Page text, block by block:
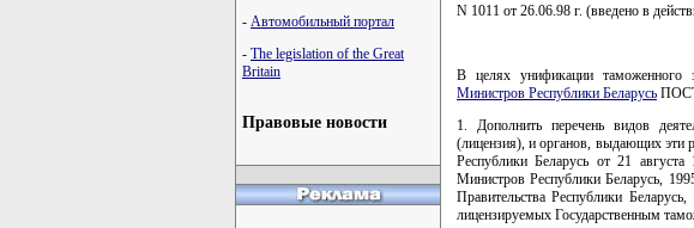
- Автомобильный портал
- The legislation of the Great
Britain
Правовые новости
N 1011 от 26.06.98 г. (введено в
В целях унификации таможенного
Министров Республики Беларусь
1. Дополнить перечень видов
(лицензия), и органов, выдающих эти
Республики Беларусь от 21
Министров Республики Беларусь,
Правительства Республики
лицензируемых Государственным